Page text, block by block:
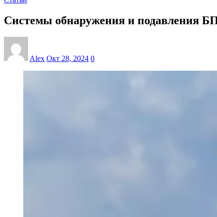
Системы обнаружения и подавления
Alex Окт 28, 2024 0